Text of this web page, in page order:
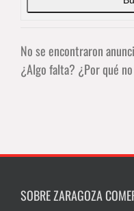
No se encontraron
¿Algo falta? ¿Por qué no
SOBRE ZARAGOZA